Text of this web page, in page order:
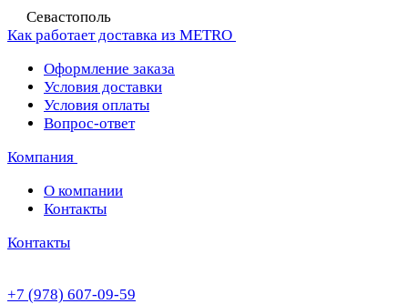
Севастополь
Как работает доставка из METRO
Оформление заказа
Условия доставки
Условия оплаты
Вопрос-ответ
Компания
О компании
Контакты
Контакты
+7 (978) 607-09-59